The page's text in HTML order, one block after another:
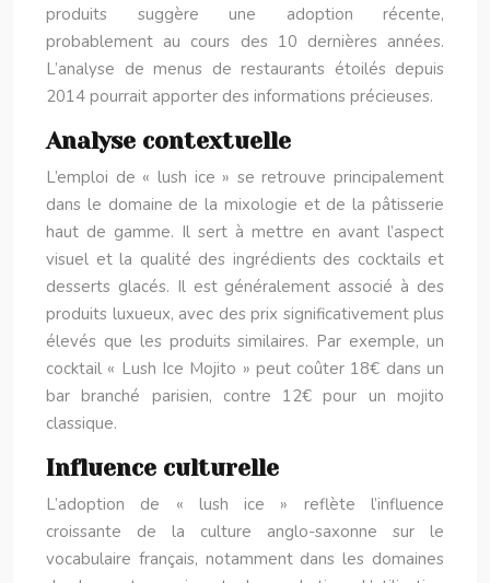
produits suggère une adoption récente,
probablement au cours des 10 dernières années.
L’analyse de menus de restaurants étoilés depuis
2014 pourrait apporter des informations précieuses.
Analyse contextuelle
L’emploi de « lush ice » se retrouve principalement
dans le domaine de la mixologie et de la pâtisserie
haut de gamme. Il sert à mettre en avant l’aspect
visuel et la qualité des ingrédients des cocktails et
desserts glacés. Il est généralement associé à des
produits luxueux, avec des prix significativement plus
élevés que les produits similaires. Par exemple, un
cocktail « Lush Ice Mojito » peut coûter 18€ dans un
bar branché parisien, contre 12€ pour un mojito
classique.
Influence culturelle
L’adoption de « lush ice » reflète l’influence
croissante de la culture anglo-saxonne sur le
vocabulaire français, notamment dans les domaines